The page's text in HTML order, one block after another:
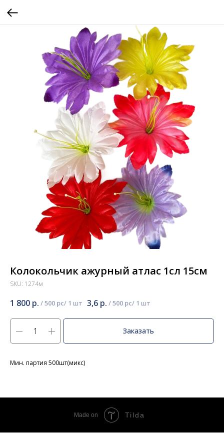
Колокольчик ажурный атлас 1сл 15см
SKU: 1274м
1 800 р. /500 pc 3,6 р. /500 pc
Заказать
Мин. партия 500шт(микс)
Made on Tilda